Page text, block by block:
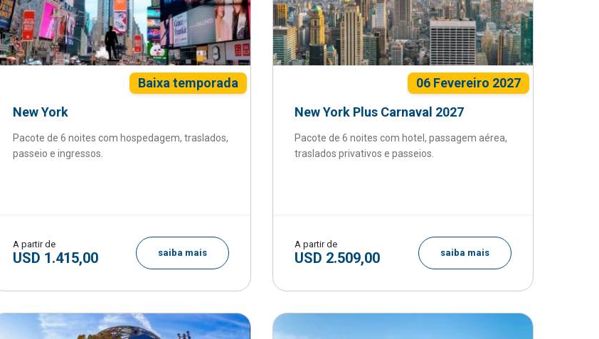
Baixa temporada
New York
Pacote de 6 noites com hospedagem, traslados,
passeio e ingressos.
A partir de
USD 1.415,00 saiba mais
06 Fevereiro 2027
New York Plus Carnaval 2027
Pacote de 6 noites com hotel, passagem aérea,
traslados privativos e passeios.
A partir de
USD 2.509,00 saiba mais